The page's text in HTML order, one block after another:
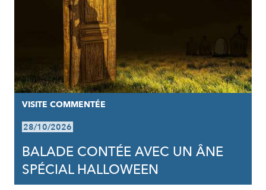
VISITE COMMENTÉE
28/10/2026
BALADE CONTÉE AVEC UN ÂNE
SPÉCIAL HALLOWEEN